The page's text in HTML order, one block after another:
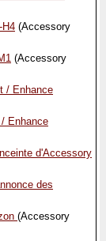
(Accessory
(Accessory
/ Enhance
Enhance
d'Accessory
des
(Accessory